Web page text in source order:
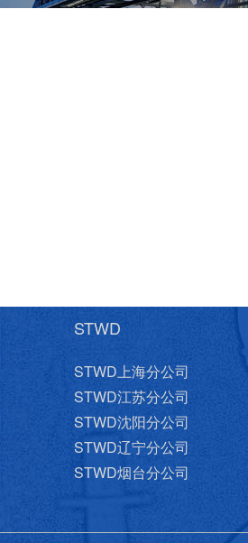
STWD
STWD上海分公司
STWD江苏分公司
STWD沈阳分公司
STWD辽宁分公司
STWD烟台分公司